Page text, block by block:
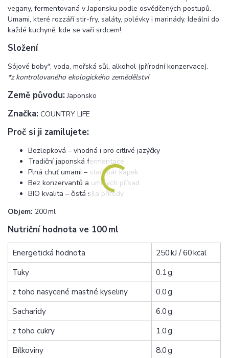
vegany, fermentovaná v Japonsku podle osvědčených postupů.
Umami, které rozzáří stir-fry, saláty, polévky i marinády. Ideální do
každé kuchyně, kde se vaří srdcem!
Složení
Sójové boby*, voda, mořská sůl, alkohol (přírodní konzervace).
*z kontrolovaného ekologického zemědělství
Země původu:Japonsko
Značka: COUNTRY LIFE
Proč si ji zamilujete:
Bezlepková – vhodná i pro citlivé jazýčky
Tradiční japonská fermentace
Plná chuť umami – stačí pár kapek
Bez konzervantů a umělých přísad
BIO kvalita – čistá síla přírody
Objem: 200 ml
Nutriční hodnota ve 100 ml
Energetická hodnota
250 kJ / 60 kcal
Tuky
0.1 g
z toho nasycené mastné kyseliny
0.0 g
Sacharidy
6.0 g
z toho cukry
1.0 g
Bílkoviny
8.0 g